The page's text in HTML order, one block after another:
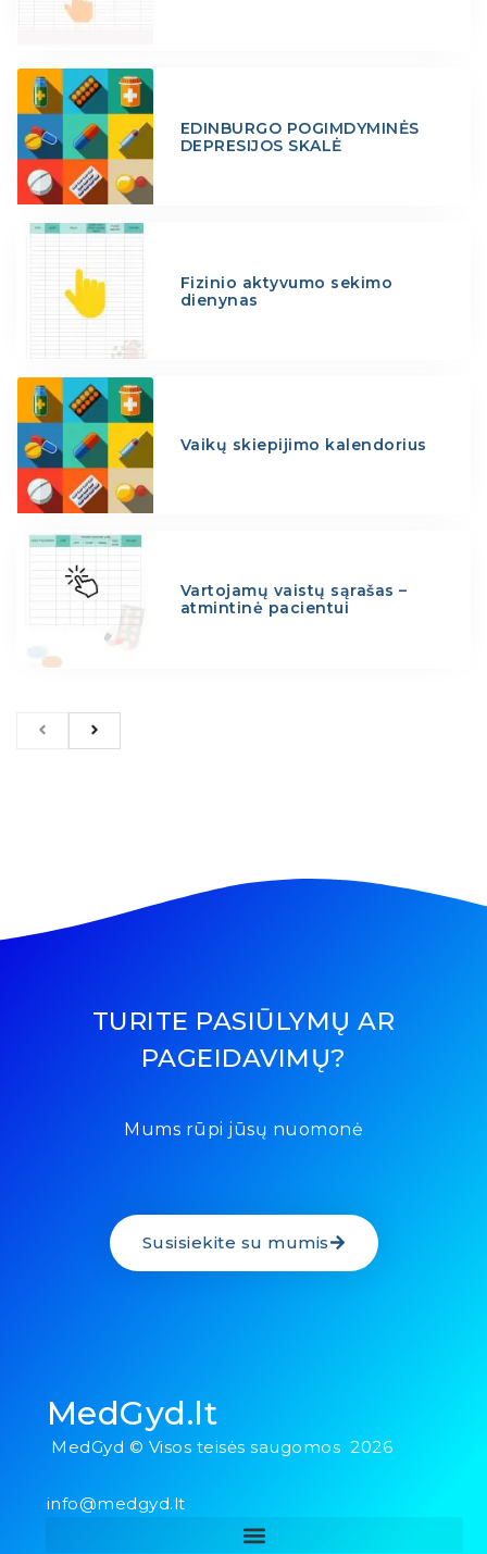
EDINBURGO POGIMDYMINĖS
DEPRESIJOS SKALĖ
Fizinio aktyvumo sekimo
dienynas
Vaikų skiepijimo kalendorius
Vartojamų vaistų sąrašas –
atmintinė pacientui
TURITE PASIŪLYMŲ AR
PAGEIDAVIMŲ?
Mums rūpi jūsų nuomonė
Susisiekite su mumis
MedGyd.lt
MedGyd © Visos teisės saugomos 2026
info@medgyd.lt